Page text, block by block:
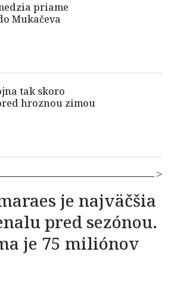
priame
Mukačeva
tak skoro
hroznou zimou